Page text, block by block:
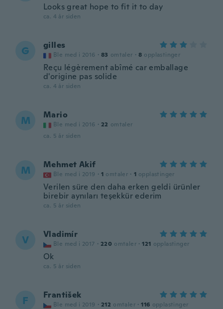
Looks great hope to fit it to day
ca. 4 år siden
G gilles
Ble med i 2016 · 83 omtaler · 8 opplastinger
Reçu légèrement abîmé car emballage
d'origine pas solide
ca. 4 år siden
M Mario
Ble med i 2016 · 22 omtaler
ca. 5 år siden
M Mehmet Akif
Ble med i 2019 · 1 omtaler · 1 opplastinger
Verilen süre den daha erken geldi ürünler
birebir aynıları teşekkür ederim
ca. 5 år siden
V Vladimír
Ble med i 2017 · 220 omtaler · 121 opplastinger
Ok
ca. 5 år siden
F František
Ble med i 2019 · 212 omtaler · 116 opplastinger